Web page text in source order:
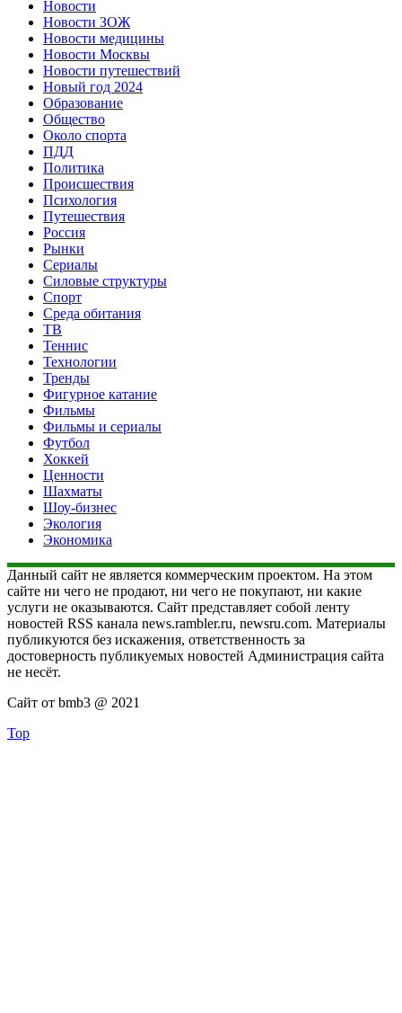
Новости
Новости ЗОЖ
Новости медицины
Новости Москвы
Новости путешествий
Новый год 2024
Образование
Общество
Около спорта
ПДД
Политика
Происшествия
Психология
Путешествия
Россия
Рынки
Сериалы
Силовые структуры
Спорт
Среда обитания
ТВ
Теннис
Технологии
Тренды
Фигурное катание
Фильмы
Фильмы и сериалы
Футбол
Хоккей
Ценности
Шахматы
Шоу-бизнес
Экология
Экономика
Данный сайт не является коммерческим проектом. На этом
сайте ни чего не продают, ни чего не покупают, ни какие
услуги не оказываются. Сайт представляет собой ленту
новостей RSS канала news.rambler.ru, newsru.com. Материалы
публикуются без искажения, ответственность за
достоверность публикуемых новостей Администрация сайта
не несёт.
Сайт от bmb3 @ 2021
Top